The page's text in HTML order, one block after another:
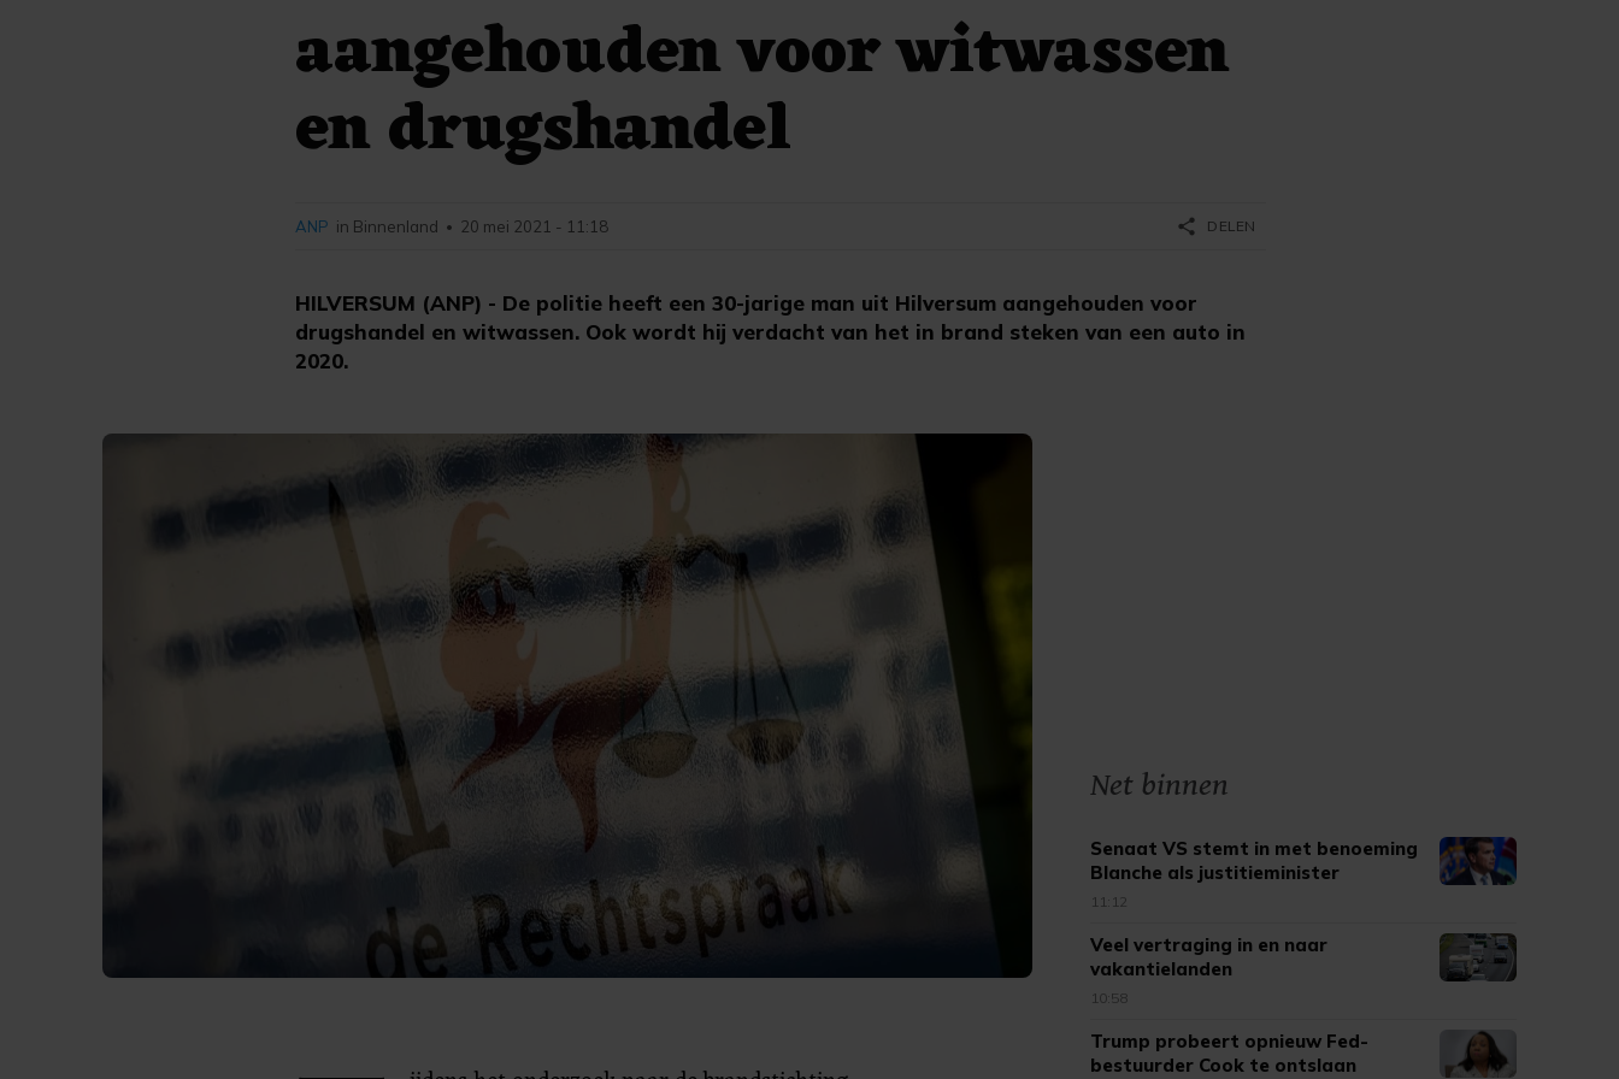
aangehouden voor witwassen
en drugshandel
HILVERSUM (ANP) - De politie heeft een 30-jarige man uit Hilversum aangehouden voor
drugshandel en witwassen. Ook wordt hij verdacht van het in brand steken van een auto in
2020.
ANP in Binnenland • 20 mei 2021 - 11:18 share DELEN
Net binnen
Senaat VS stemt in met benoeming
Blanche als justitieminister
11:12
Veel vertraging in en naar
vakantielanden
10:58
Trump probeert opnieuw Fed-
bestuurder Cook te ontslaan